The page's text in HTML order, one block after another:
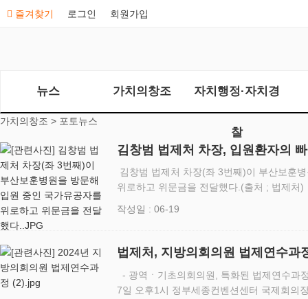
즐겨찾기 로그인 회원가입
뉴스 가치의창조 자치행정·자치경
찰
가치의창조 > 포토뉴스
김창범 법제처 차장, 입원환자의
노고에 격려
김창범 법제처 차장(좌 3번째)이 부산보훈
위로하고 위문금을 전달했다.(출처 ; 법제
6월 19일 부산…
작성일 : 06-19
법제처, 지방의회의원 법제연수과
- 광역ㆍ기초의회의원, 특화된 법제연수과정 제공 법제처(처장 이완
7일 오후1시 정부세종컨벤션센터 국제회의